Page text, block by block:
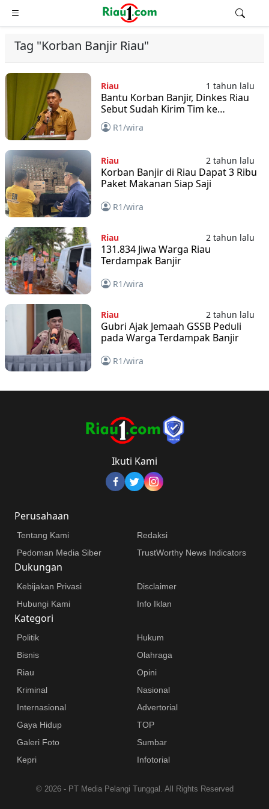
Tag "Korban Banjir Riau"
Riau 1 tahun lalu
Bantu Korban Banjir, Dinkes Riau
Sebut Sudah Kirim Tim ke
Lapangan
R1/wira
Riau 2 tahun lalu
Korban Banjir di Riau Dapat 3 Ribu
Paket Makanan Siap Saji
R1/wira
Riau 2 tahun lalu
131.834 Jiwa Warga Riau
Terdampak Banjir
R1/wira
Riau 2 tahun lalu
Gubri Ajak Jemaah GSSB Peduli
pada Warga Terdampak Banjir
R1/wira
Ikuti Kami
Perusahaan
Tentang Kami
Redaksi
Pedoman Media Siber
TrustWorthy News Indicators
Dukungan
Kebijakan Privasi
Disclaimer
Hubungi Kami
Info Iklan
Kategori
Politik
Hukum
Bisnis
Olahraga
Riau
Opini
Kriminal
Nasional
Internasional
Advertorial
Gaya Hidup
TOP
Galeri Foto
Sumbar
Kepri
Infotorial
© 2026 - PT Media Pelangi Tunggal. All Rights Reserved